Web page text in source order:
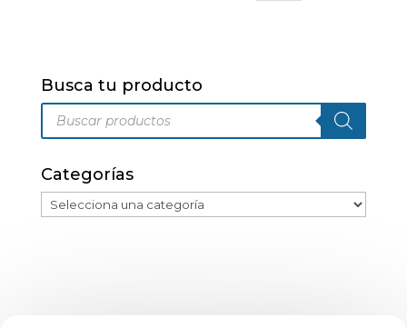
opciones
se
en
la
página
Busca tu producto
Búsqueda
productos
Categorías